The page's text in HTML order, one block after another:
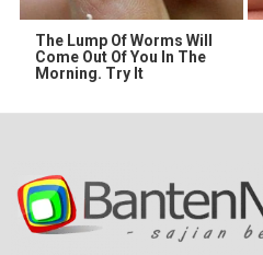
The Lump Of Worms Will
Come Out Of You In The
Morning. Try It